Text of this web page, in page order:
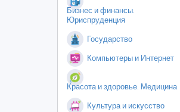
Бизнес и финансы.
Юриспруденция
Государство
Компьютеры и Интернет
Красота и здоровье. Медицина
Культура и искусство